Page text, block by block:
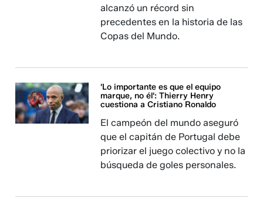
alcanzó un récord sin
precedentes en la historia de las
Copas del Mundo.
'Lo importante es que el equipo
marque, no él': Thierry Henry
cuestiona a Cristiano Ronaldo
El campeón del mundo aseguró
que el capitán de Portugal debe
priorizar el juego colectivo y no la
búsqueda de goles personales.